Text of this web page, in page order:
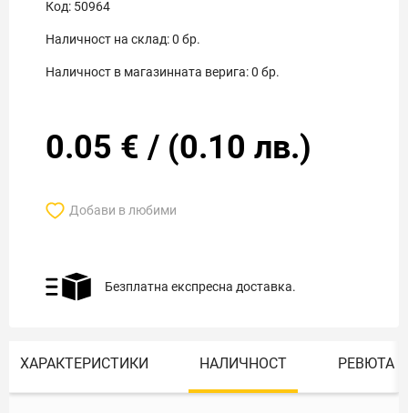
Код: 50964
Наличност на склад:0 бр.
Наличност в магазинната верига:0 бр.
0.05 € / (0.10 лв.)
Добави в любими
Безплатна експресна доставка.
ХАРАКТЕРИСТИКИ НАЛИЧНОСТ РЕВЮТА